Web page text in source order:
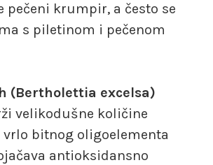
pečeni krumpir, a često se
s piletinom i pečenom
(Bertholettia excelsa)
velikodušne količine
vrlo bitnog oligoelementa
antioksidansno